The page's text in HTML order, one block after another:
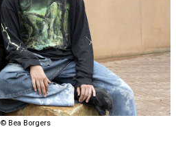
© Bea Borgers